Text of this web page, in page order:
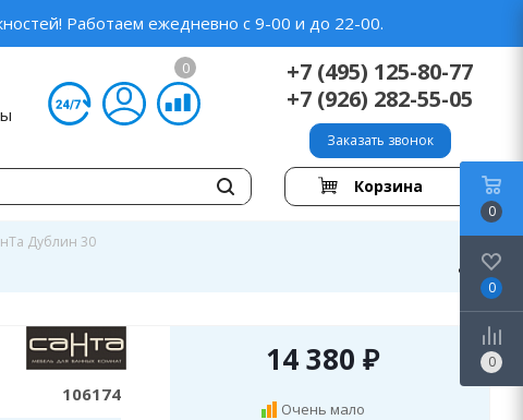
Работаем ежедневно с 9-00 и до 22-00.
0
+7 (495) 125-80-77
+7 (926) 282-55-05
Заказать звонок
Корзина
Дублин 30
106174
14 380 ₽
Очень мало
0
0
0